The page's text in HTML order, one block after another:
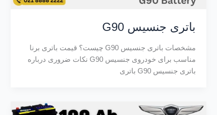
باتری جنسیس G90
مشخصات باتری جنسیس G90 چیست؟ قیمت باتری برنا
مناسب برای خودروی جنسیس G90 نکات ضروری درباره
باتری جنسیس G90 باتری